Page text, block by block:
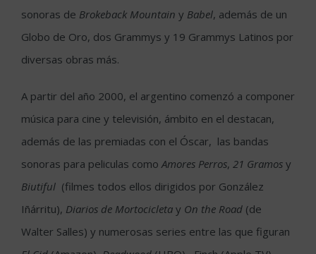
sonoras de Brokeback Mountain y Babel, además de un
Globo de Oro, dos Grammys y 19 Grammys Latinos por
diversas obras más.
A partir del año 2000, el argentino comenzó a componer
música para cine y televisión, ámbito en el destacan,
además de las premiadas con el Óscar, las bandas
sonoras para peliculas comoAmores Perros, 21 Gramos y
Biutiful (filmes todos ellos dirigidos por González
Iñárritu), Diarios de Mortocicleta y On the Road (de
Walter Salles) y numerosas series entre las que figuran